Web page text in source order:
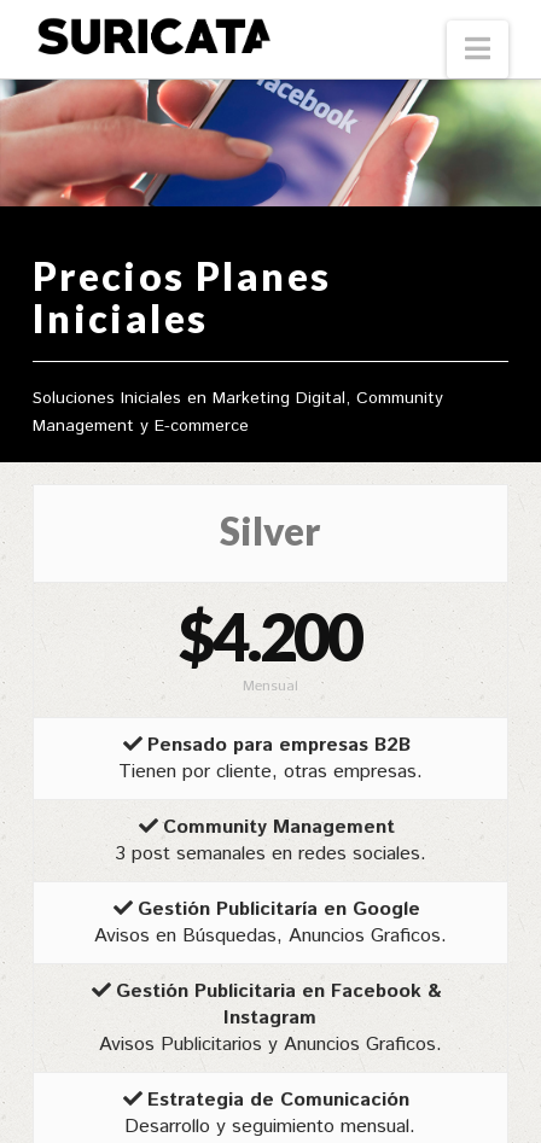
Suricata
Precios Planes
Iniciales
Soluciones Iniciales en Marketing Digital, Community
Management y E-commerce
Silver
$4.200
Mensual
Pensado para empresas B2B
Tienen por cliente, otras empresas.
Community Management
3 post semanales en redes sociales.
Gestión Publicitaría en Google
Avisos en Búsquedas, Anuncios Graficos.
Gestión Publicitaria en Facebook &
Instagram
Avisos Publicitarios y Anuncios Graficos.
Estrategia de Comunicación
Desarrollo y seguimiento mensual.